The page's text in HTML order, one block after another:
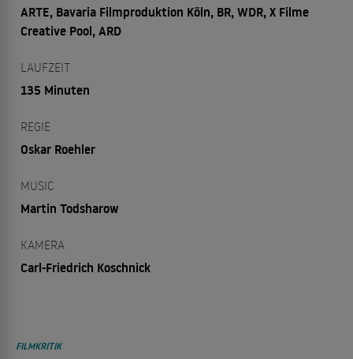
ARTE, Bavaria Filmproduktion Köln, BR, WDR, X Filme
Creative Pool, ARD
LAUFZEIT
135 Minuten
REGIE
Oskar Roehler
MUSIC
Martin Todsharow
KAMERA
Carl-Friedrich Koschnick
FILMKRITIK